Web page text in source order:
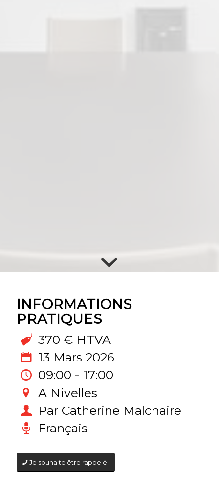
INFORMATIONS
PRATIQUES
370 € HTVA
13 Mars 2026
09:00 - 17:00
A Nivelles
Par Catherine Malchaire
Français
Je souhaite être rappelé